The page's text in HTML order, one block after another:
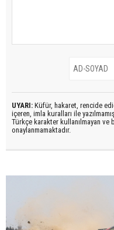
UYARI: Küfür, hakaret, rencide
içeren, imla kuralları ile
Türkçe karakter kullanılmayan ve
onaylanmamaktadır.